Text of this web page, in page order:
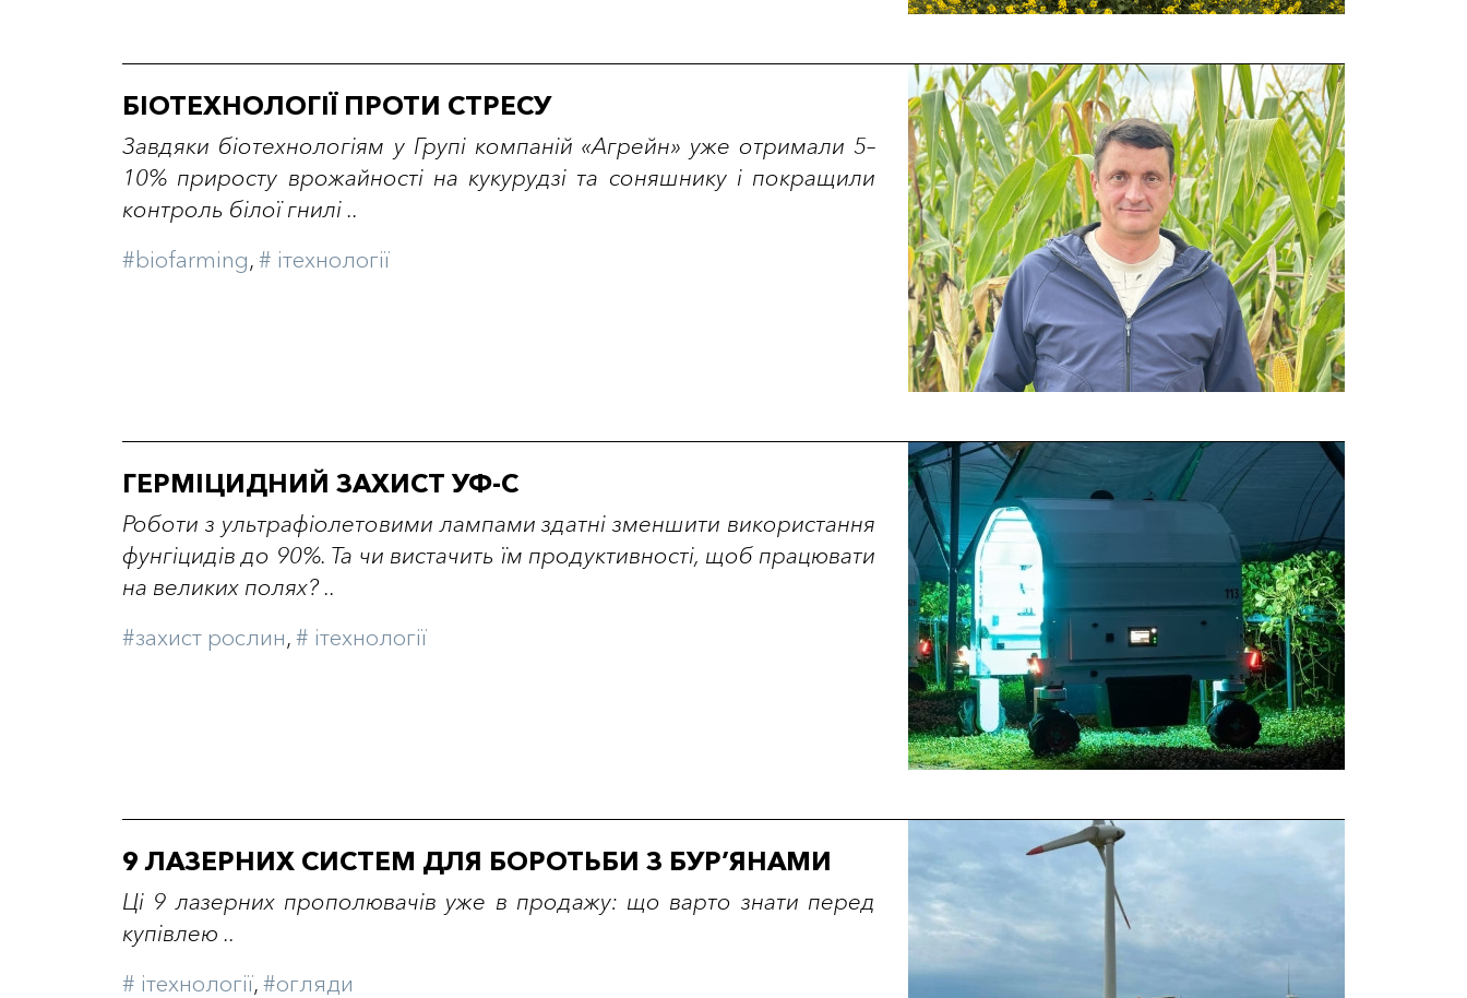
БІОТЕХНОЛОГІЇ ПРОТИ СТРЕСУ
Завдяки біотехнологіям у Групі компаній «Агрейн» уже отримали 5–
10% приросту врожайності на кукурудзі та соняшнику і покращили
контроль білої гнилі ..
#biofarming, # iтехнології
ГЕРМІЦИДНИЙ ЗАХИСТ УФ-С
Роботи з ультрафіолетовими лампами здатні зменшити використання
фунгіцидів до 90%. Та чи вистачить їм продуктивності, щоб працювати
на великих полях? ..
#захист рослин, # iтехнології
9 ЛАЗЕРНИХ СИСТЕМ ДЛЯ БОРОТЬБИ З БУР’ЯНАМИ
Ці 9 лазерних прополювачів уже в продажу: що варто знати перед
купівлею ..
# iтехнології, #огляди